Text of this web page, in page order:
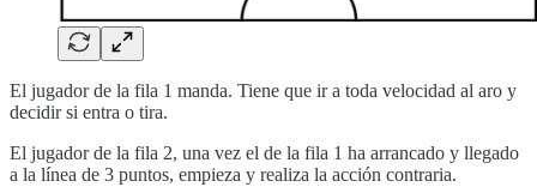
El jugador de la fila 1 manda. Tiene que ir a toda velocidad al aro y
decidir si entra o tira.
El jugador de la fila 2, una vez el de la fila 1 ha arrancado y llegado
a la línea de 3 puntos, empieza y realiza la acción contraria.